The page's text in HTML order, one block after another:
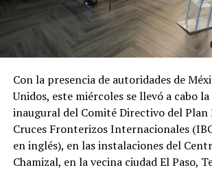
Con la presencia de autoridades de
Unidos, este miércoles se llevó a cabo
inaugural del Comité Directivo del Plan
Cruces Fronterizos Internacionales
en inglés), en las instalaciones del
Chamizal, en la vecina ciudad El Paso,